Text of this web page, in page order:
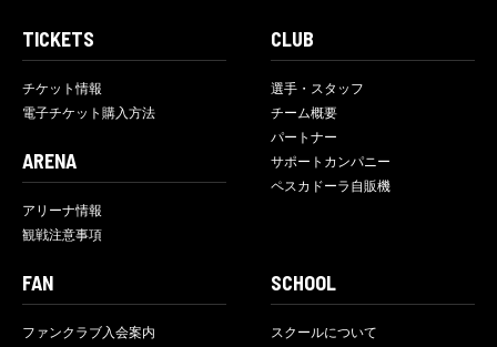
TICKETS
チケット情報
電子チケット購入方法
ARENA
アリーナ情報
観戦注意事項
CLUB
選手・スタッフ
チーム概要
パートナー
サポートカンパニー
ペスカドーラ自販機
FAN
ファンクラブ入会案内
SCHOOL
スクールについて